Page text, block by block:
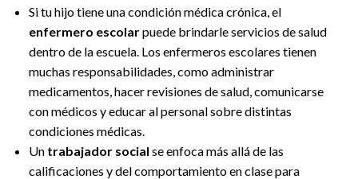
Si tu hijo tiene una condición médica crónica, el
enfermero escolarpuede brindarle servicios de salud
dentro de la escuela. Los enfermeros escolares tienen
muchas responsabilidades, como administrar
medicamentos, hacer revisiones de salud, comunicarse
con médicos y educar al personal sobre distintas
condiciones médicas.
Un trabajador social se enfoca más allá de las
calificaciones y del comportamiento en clase para